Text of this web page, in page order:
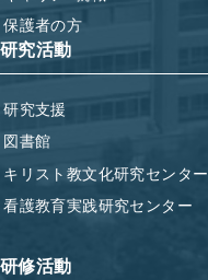
保護者の方
研究活動
研究支援
図書館
キリスト教文化研究センター
看護教育実践研究センター
研修活動